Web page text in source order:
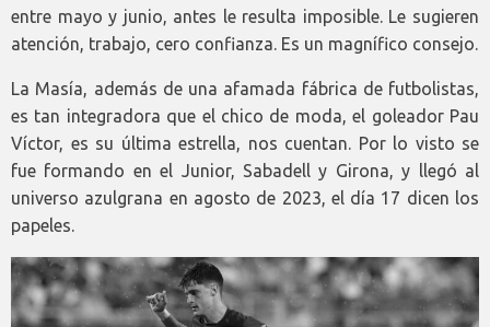
entre mayo y junio, antes le resulta imposible. Le sugieren
atención, trabajo, cero confianza. Es un magnífico consejo.
La Masía, además de una afamada fábrica de futbolistas,
es tan integradora que el chico de moda, el goleador Pau
Víctor, es su última estrella, nos cuentan. Por lo visto se
fue formando en el Junior, Sabadell y Girona, y llegó al
universo azulgrana en agosto de 2023, el día 17 dicen los
papeles.